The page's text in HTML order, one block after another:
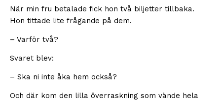
När min fru betalade fick hon två biljetter tillbaka.
Hon tittade lite frågande på dem.
– Varför två?
Svaret blev:
– Ska ni inte åka hem också?
Och där kom den lilla överraskning som vände hela